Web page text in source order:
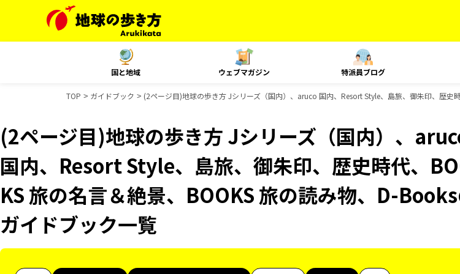
国と地域 ウェブマガジン 特派員ブログ
TOP ガイドブック (2ページ目)地球の歩き方 Jシリーズ（国内）、aruco 国内、Resort Style、島旅、御朱印、歴
(2ページ目)地球の歩き方 Jシリーズ（国内）、
国内、Resort Style、島旅、御朱印、歴史時代、
KS 旅の名言＆絶景、BOOKS 旅の読み物、D-
ガイドブック一覧